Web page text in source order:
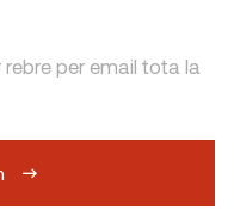
per email tota la